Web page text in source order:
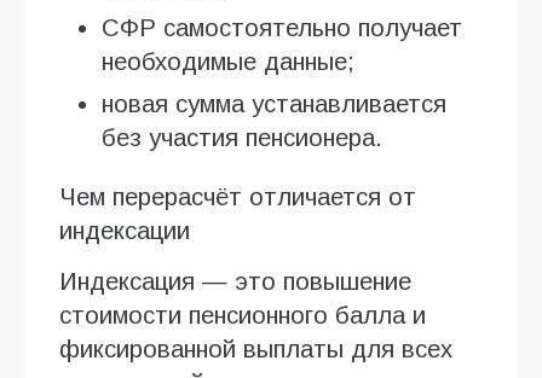
СФР самостоятельно получает
необходимые данные;
новая сумма устанавливается
без участия пенсионера.
Чем перерасчёт отличается от
индексации
Индексация — это повышение
стоимости пенсионного балла и
фиксированной выплаты для всех